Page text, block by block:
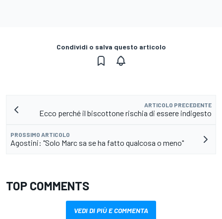
Condividi o salva questo articolo
ARTICOLO PRECEDENTE
Ecco perché il biscottone rischia di essere indigesto
PROSSIMO ARTICOLO
Agostini: "Solo Marc sa se ha fatto qualcosa o meno"
TOP COMMENTS
VEDI DI PIÙ E COMMENTA